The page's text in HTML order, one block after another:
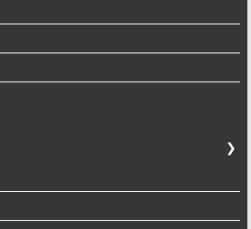
❯